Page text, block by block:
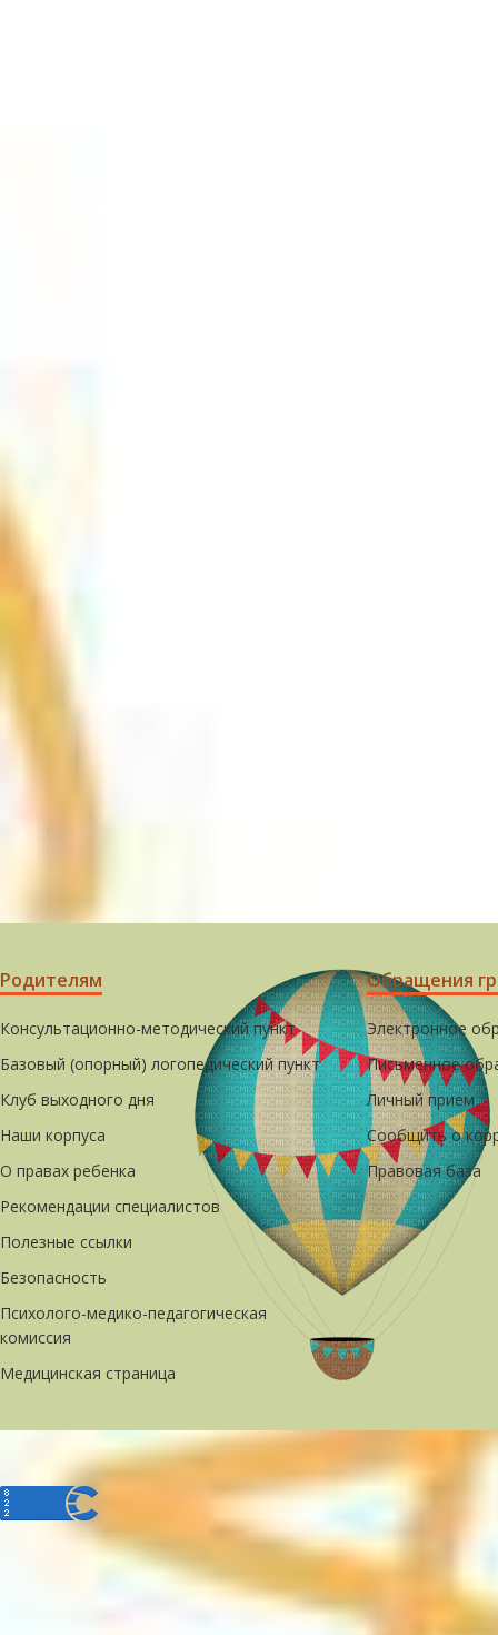
Родителям
Консультационно-методический пункт
Базовый (опорный) логопедический пункт
Клуб выходного дня
Наши корпуса
О правах ребенка
Рекомендации специалистов
Полезные ссылки
Безопасность
Психолого-медико-педагогическая
комиссия
Медицинская страница
Обращения
Электронное
Письменное
Личный прием
Сообщить о
Правовая база